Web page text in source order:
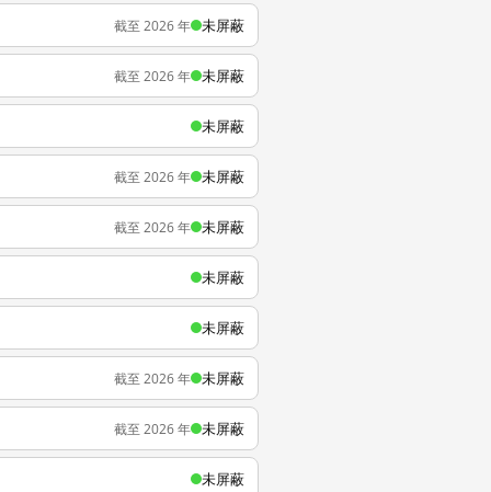
截至 2026 年 未屏蔽
截至 2026 年 未屏蔽
未屏蔽
截至 2026 年 未屏蔽
截至 2026 年 未屏蔽
未屏蔽
未屏蔽
截至 2026 年 未屏蔽
截至 2026 年 未屏蔽
未屏蔽